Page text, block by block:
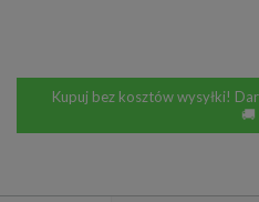
Kupuj bez kosztów wysyłki!
🚚